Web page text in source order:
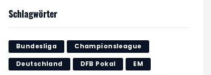
Schlagwörter
Bundesliga Championsleague
Deutschland DFB Pokal EM